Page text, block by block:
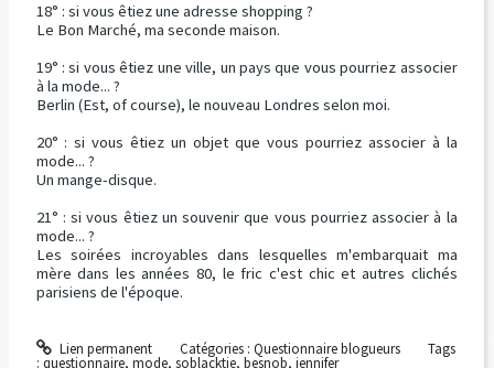
18° : si vous êtiez une adresse shopping ?
Le Bon Marché, ma seconde maison.
19° : si vous êtiez une ville, un pays que vous pourriez associer
à la mode... ?
Berlin (Est, of course), le nouveau Londres selon moi.
20° : si vous êtiez un objet que vous pourriez associer à la
mode... ?
Un mange-disque.
21° : si vous êtiez un souvenir que vous pourriez associer à la
mode... ?
Les soirées incroyables dans lesquelles m'embarquait ma
mère dans les années 80, le fric c'est chic et autres clichés
parisiens de l'époque.
Lien permanent Catégories : Questionnaire blogueurs Tags
: questionnaire, mode, soblacktie, besnob, jennifer